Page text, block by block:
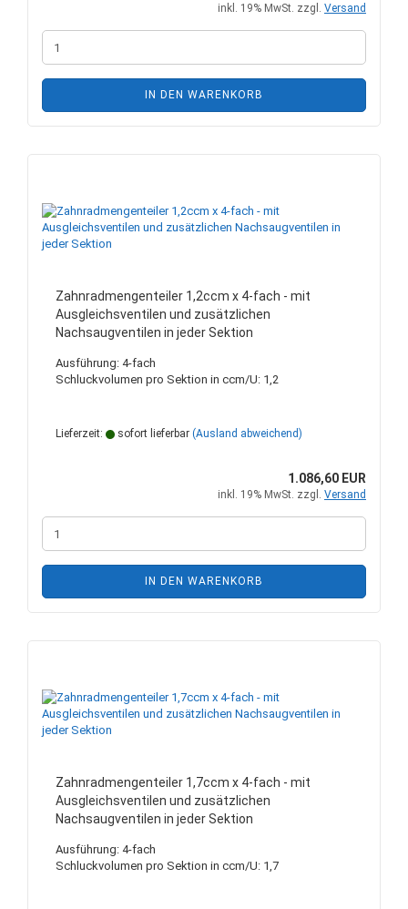
inkl. 19% MwSt. zzgl. Versand
IN DEN WARENKORB
Zahnradmengenteiler 1,2ccm x 4-fach - mit
Ausgleichsventilen und zusätzlichen
Nachsaugventilen in jeder Sektion
Ausführung: 4-fach
Schluckvolumen pro Sektion in ccm/U: 1,2
Lieferzeit: sofort lieferbar (Ausland abweichend)
1.086,60 EUR
inkl. 19% MwSt. zzgl. Versand
IN DEN WARENKORB
Zahnradmengenteiler 1,7ccm x 4-fach - mit
Ausgleichsventilen und zusätzlichen
Nachsaugventilen in jeder Sektion
Ausführung: 4-fach
Schluckvolumen pro Sektion in ccm/U: 1,7